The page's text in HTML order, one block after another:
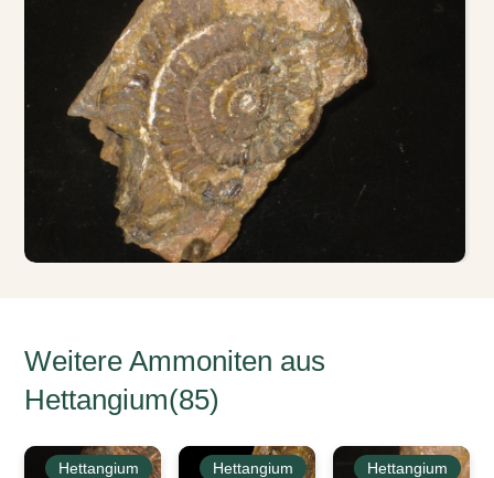
Weitere Ammoniten aus
Hettangium(85)
Hettangium
Hettangium
Hettangium